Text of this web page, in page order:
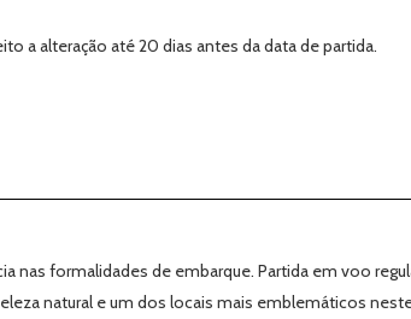
a alteração até 20 dias antes da data de partida.
nas formalidades de embarque. Partida em voo
natural e um dos locais mais emblemáticos